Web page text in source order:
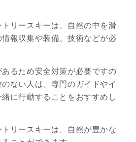
リースキーは、自然の中を滑
報収集や装備、技術などが必
るため安全対策が必要ですの
ない人は、専門のガイドやイ
に行動することをおすすめし
リースキーは、自然が豊かな